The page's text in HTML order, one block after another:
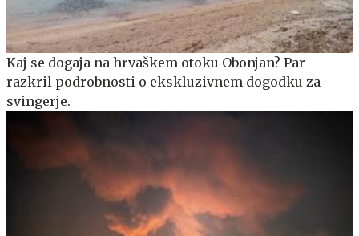
Kaj se dogaja na hrvaškem otoku Obonjan? Par
razkril podrobnosti o ekskluzivnem dogodku za
svingerje.